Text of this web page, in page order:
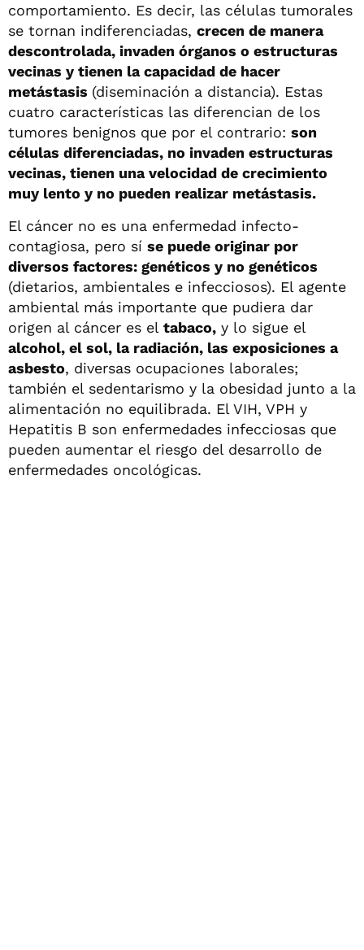
comportamiento. Es decir, las células tumorales
se tornan indiferenciadas, crecen de manera
descontrolada, invaden órganos o estructuras
vecinas y tienen la capacidad de hacer
metástasis (diseminación a distancia). Estas
cuatro características las diferencian de los
tumores benignos que por el contrario: son
células diferenciadas, no invaden estructuras
vecinas, tienen una velocidad de crecimiento
muy lento y no pueden realizar metástasis.
El cáncer no es una enfermedad infecto-
contagiosa, pero sí se puede originar por
diversos factores: genéticos y no genéticos
(dietarios, ambientales e infecciosos). El agente
ambiental más importante que pudiera dar
origen al cáncer es el tabaco, y lo sigue el
alcohol, el sol, la radiación, las exposiciones a
asbesto, diversas ocupaciones laborales;
también el sedentarismo y la obesidad junto a la
alimentación no equilibrada. El VIH, VPH y
Hepatitis B son enfermedades infecciosas que
pueden aumentar el riesgo del desarrollo de
enfermedades oncológicas.